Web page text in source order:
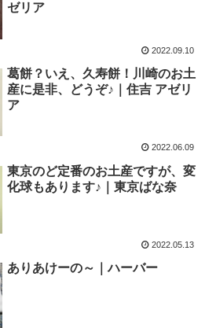
ゼリア
2022.09.10
葛餅？いえ、久寿餅！川崎のお土
産に是非、どうぞ♪｜住吉 アゼリ
ア
2022.06.09
東京のど定番のお土産ですが、変
化球もあります♪｜東京ばな奈
2022.05.13
ありあけーの～｜ハーバー